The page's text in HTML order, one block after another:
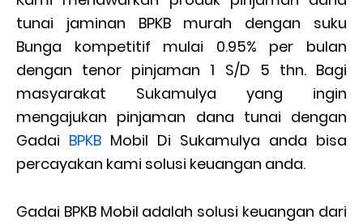
tunai jaminan BPKB murah dengan suku
Bunga kompetitif mulai 0.95% per bulan
dengan tenor pinjaman 1 S/D 5 thn. Bagi
masyarakat Sukamulya yang ingin
mengajukan pinjaman dana tunai dengan
Gadai BPKB Mobil Di Sukamulya anda bisa
percayakan kami solusi keuangan anda.
Gadai BPKB Mobil adalah solusi keuangan dari